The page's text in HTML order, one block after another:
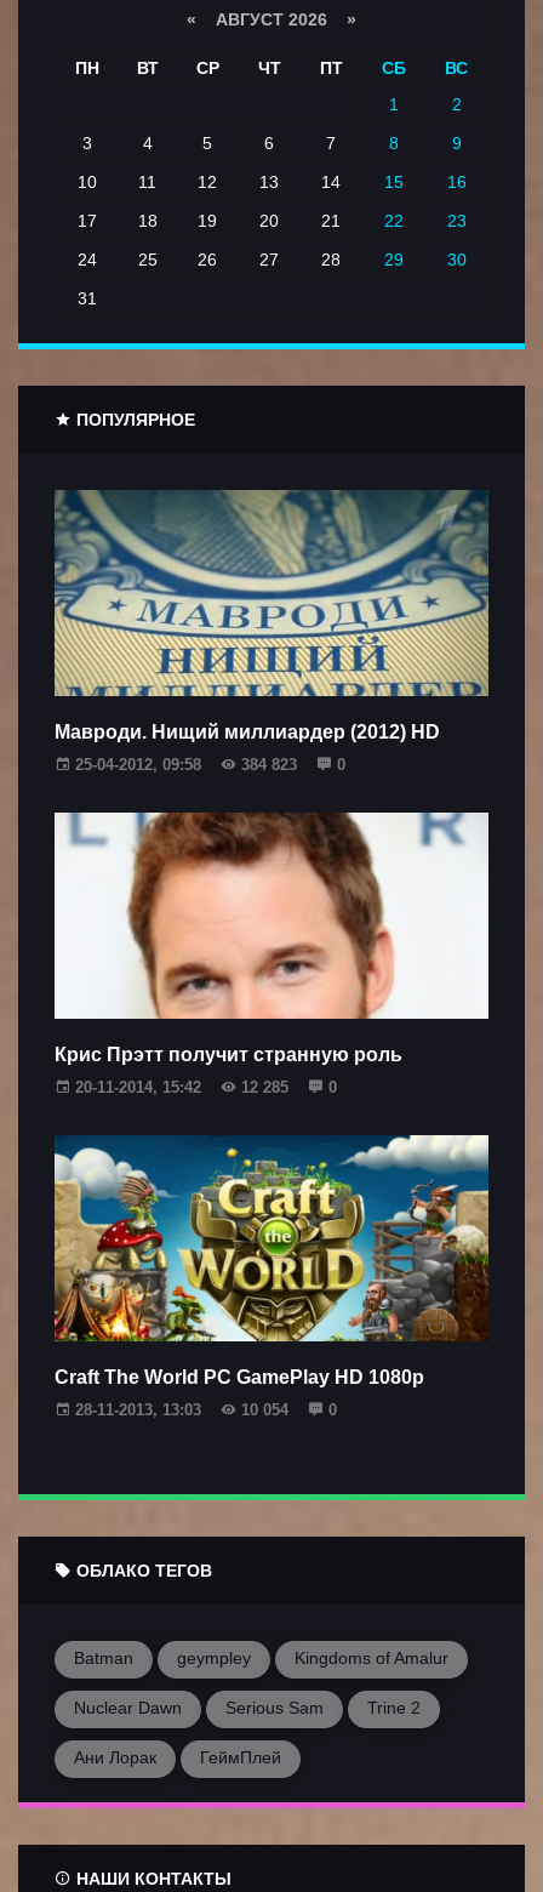
« АВГУСТ 2026 »
ПН ВТ СР ЧТ ПТ СБ
ВС
1
2
3
4 5 6 7 8
9
10
11 12 13 14 15
16
17
18 19 20 21 22
23
24
25 26 27 28 29
30
31
ПОПУЛЯРНОЕ
Мавроди. Нищий миллиардер (2012) HD
25-04-2012, 09:58 384 823 0
Крис Прэтт получит странную роль
20-11-2014, 15:42 12 285 0
Craft The World PC GamePlay HD 1080p
28-11-2013, 13:03 10 054 0
ОБЛАКО ТЕГОВ
Batman geympley Kingdoms of Amalur
Nuclear Dawn Serious Sam Trine 2
Ани Лорак ГеймПлей
НАШИ КОНТАКТЫ